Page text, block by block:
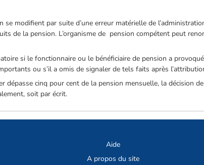
se modifient par suite d’une erreur matérielle de
de la pension. L’organisme de pension compétent peut
si le fonctionnaire ou le bénéficiaire de pension a
ou s’il a omis de signaler de tels faits après
dépasse cinq pour cent de la pension mensuelle, la décision
soit par écrit.
Aide
A propos du site